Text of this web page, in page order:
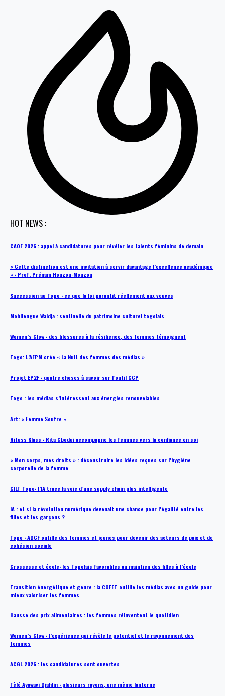
HOT NEWS :
CAOF 2026 : appel à candidatures pour révéler les talents féminins de demain
« Cette distinction est une invitation à servir davantage l’excellence académique
» : Prof. Prénam Houzou-Mouzou
Succession au Togo : ce que la loi garantit réellement aux veuves
Mobilengue Waldja : sentinelle du patrimoine culturel togolais
Women’s Glow : des blessures à la résilience, des femmes témoignent
Togo: L’AFPM crée « La Nuit des femmes des médias »
Projet EP2F : quatre choses à savoir sur l’outil CCP
Togo : les médias s’intéressent aux énergies renouvelables
Art: « Femme Soufre »
Rituss Klass : Rita Gbodui accompagne les femmes vers la confiance en soi
« Mon corps, mes droits » : déconstruire les idées reçues sur l’hygiène
corporelle de la femme
CILT Togo: l’IA trace la voie d’une supply chain plus intelligente
IA : et si la révolution numérique devenait une chance pour l’égalité entre les
filles et les garçons ?
Togo : ADCF outille des femmes et jeunes pour devenir des acteurs de paix et de
cohésion sociale
Grossesse et école: les Togolais favorables au maintien des filles à l’école
Transition énergétique et genre : la COFET outille les médias avec un guide pour
mieux valoriser les femmes
Hausse des prix alimentaires : les femmes réinventent le quotidien
Women’s Glow : l’expérience qui révèle le potentiel et le rayonnement des
femmes
ACGL 2026 : les candidatures sont ouvertes
Tèlé Ayawavi Djahlin : plusieurs rayons, une même lanterne